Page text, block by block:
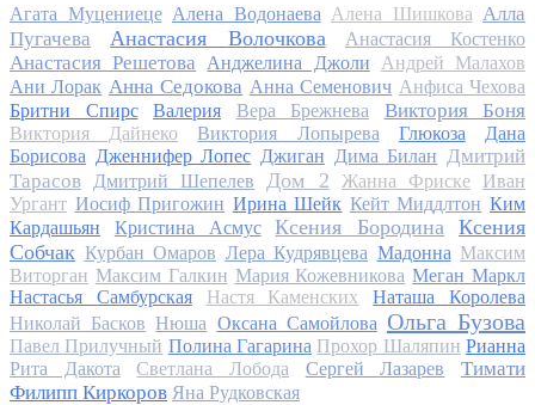
Агата Муцениеце Алена Водонаева Алена Шишкова Алла
Пугачева
Анастасия Волочкова Анастасия Костенко
Анастасия Решетова Анджелина Джоли
Андрей Малахов
Ани Лорак Анна Седокова Анна Семенович Анфиса Чехова
Бритни Спирс
Валерия Вера Брежнева Виктория Боня
Виктория Дайнеко Виктория Лопырева Глюкоза
Дана
Борисова Дженнифер Лопес Джиган Дима Билан Дмитрий
Тарасов
Дмитрий Шепелев Дом 2 Жанна Фриске
Иван
Ургант Иосиф Пригожин Ирина Шейк Кейт Миддлтон Ким
Кардашьян
Кристина Асмус Ксения Бородина
Ксения
Собчак Курбан Омаров Лера Кудрявцева Мадонна Максим
Виторган Максим Галкин Мария Кожевникова Меган Маркл
Настасья Самбурская
Настя Каменских
Наташа Королева
Николай Басков Нюша Оксана Самойлова Ольга Бузова
Павел Прилучный Полина Гагарина Прохор Шаляпин Рианна
Рита Дакота
Светлана Лобода Сергей Лазарев
Тимати
Филипп Киркоров Яна Рудковская